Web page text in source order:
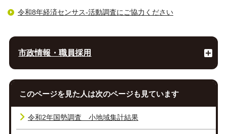
令和8年経済センサス-活動調査にご協力ください
市政情報・職員採用
このページを見た人は次のページも見ています
令和2年国勢調査 小地域集計結果